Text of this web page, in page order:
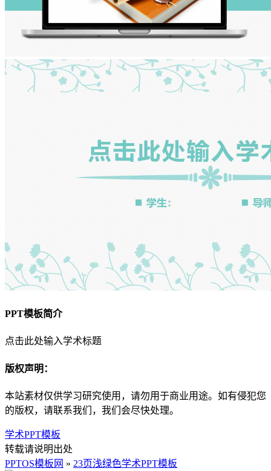
PPT模板简介
点击此处输入学术标题
版权声明：
本站素材仅供学习研究使用，请勿用于商业用途。如有侵犯您
的版权，请联系我们，我们会尽快处理。
学术PPT模板
转载请说明出处
PPTOS模板网 » 23页浅绿色学术PPT模板